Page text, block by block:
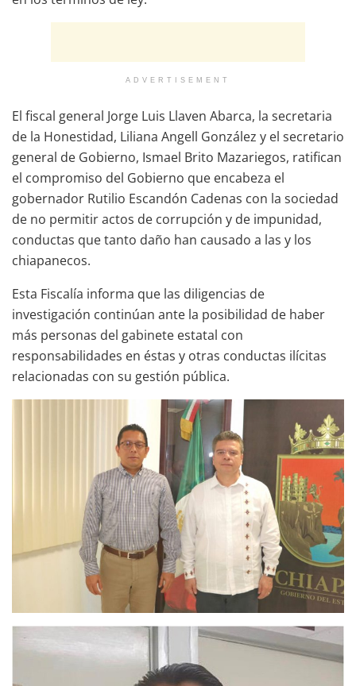
ADVERTISEMENT
El fiscal general Jorge Luis Llaven Abarca, la secretaria
de la Honestidad, Liliana Angell González y el secretario
general de Gobierno, Ismael Brito Mazariegos, ratifican
el compromiso del Gobierno que encabeza el
gobernador Rutilio Escandón Cadenas con la sociedad
de no permitir actos de corrupción y de impunidad,
conductas que tanto daño han causado a las y los
chiapanecos.
Esta Fiscalía informa que las diligencias de
investigación continúan ante la posibilidad de haber
más personas del gabinete estatal con
responsabilidades en éstas y otras conductas ilícitas
relacionadas con su gestión pública.